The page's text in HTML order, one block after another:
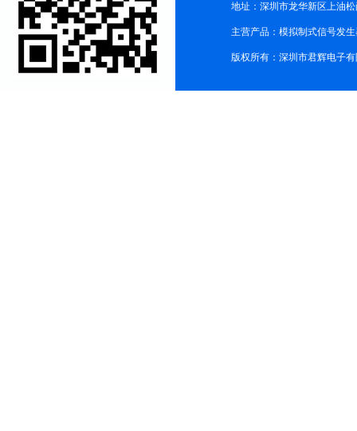
地址：深圳市龙华新区上油松
主营产品：模拟制式信号发
版权所有：深圳市君辉电子